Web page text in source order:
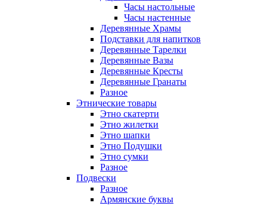
Часы настольные
Часы настенные
Деревянные Храмы
Подставки для напитков
Деревянные Тарелки
Деревянные Вазы
Деревянные Кресты
Деревянные Гранаты
Разное
Этнические товары
Этно скатерти
Этно жилетки
Этно шапки
Этно Подушки
Этно сумки
Разное
Подвески
Разное
Армянские буквы